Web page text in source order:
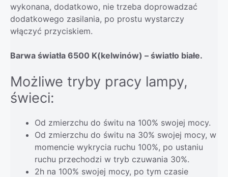
wykonana, dodatkowo, nie trzeba doprowadzać
dodatkowego zasilania, po prostu wystarczy
włączyć przyciskiem.
Barwa światła 6500 K(kelwinów) – światło białe.
Możliwe tryby pracy lampy,
świeci:
Od zmierzchu do świtu na 100% swojej mocy.
Od zmierzchu do świtu na 30% swojej mocy, w
momencie wykrycia ruchu 100%, po ustaniu
ruchu przechodzi w tryb czuwania 30%.
2h na 100% swojej mocy, po tym czasie